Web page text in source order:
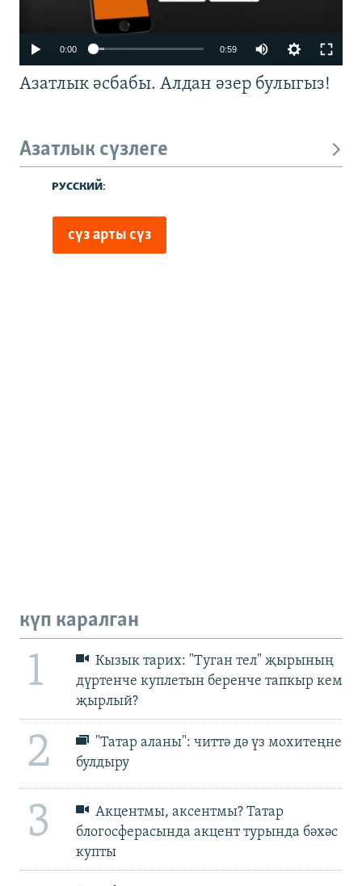
0:00 0:59
Азатлык әсбабы. Алдан әзер булыгыз!
Азатлык сүзлеге
күп каралган
1
Кызык тарих: "Туган тел" җырының
дүртенче куплетын беренче тапкыр кем
җырлый?
2
"Татар аланы": читтә дә үз мохитеңне
булдыру
3
Акцентмы, аксентмы? Татар
блогосферасында акцент турында бәхәс
купты